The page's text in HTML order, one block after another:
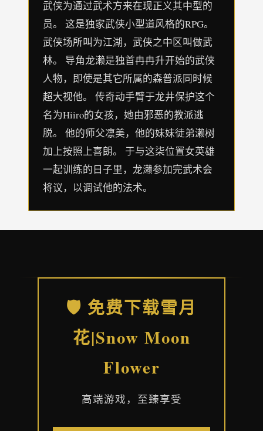
武侠为通过武术方来在现正义其中型的
员。 这是独家武侠小型道风格的RPG。
武侠场所叫为江湖，武侠之中区叫做武
林。 导角龙濑是独首冉冉升开始的武侠
人物，即使是其它所属的森普派同时候
超大视他。 传奇动手臂于龙井保护这个
名为Hiiro的女孩，她由邪恶的教派逃
脱。 他的师父凛美，他的妹妹徒弟濑树
加上按照上喜朗。 于与这柒位置女英雄
一起训练的日子里，龙濑参加完武术会
将议，以调试他的法术。
🛡️ 免费下载雪月
花|Snow Moon
Flower
高端游戏，至臻享受